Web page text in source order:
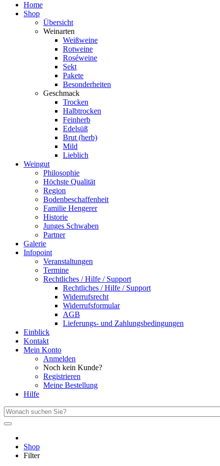
Home
Shop
Übersicht
Weinarten
Weißweine
Rotweine
Roséweine
Sekt
Pakete
Besonderheiten
Geschmack
Trocken
Halbtrocken
Feinherb
Edelsüß
Brut (herb)
Mild
Lieblich
Weingut
Philosophie
Höchste Qualität
Region
Bodenbeschaffenheit
Familie Hengerer
Historie
Junges Schwaben
Partner
Galerie
Infopoint
Veranstaltungen
Termine
Rechtliches / Hilfe / Support
Rechtliches / Hilfe / Support
Widerrufsrecht
Widerrufsformular
AGB
Lieferungs- und Zahlungsbedingungen
Einblick
Kontakt
Mein Konto
Anmelden
Noch kein Kunde?
Registrieren
Meine Bestellung
Hilfe
Shop
Filter